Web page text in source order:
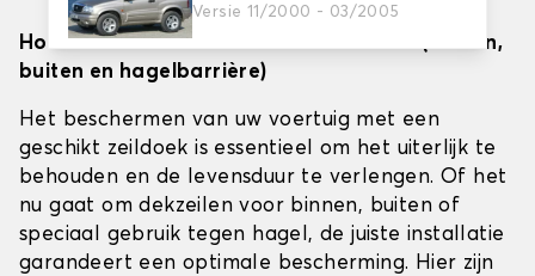
Versie 11/2000 - 03/2005
Hoe autodekzeilen effectief installeren (binnen,
buiten en hagelbarrière)
Het beschermen van uw voertuig met een
geschikt zeildoek is essentieel om het uiterlijk te
behouden en de levensduur te verlengen. Of het
nu gaat om dekzeilen voor binnen, buiten of
speciaal gebruik tegen hagel, de juiste installatie
garandeert een optimale bescherming. Hier zijn